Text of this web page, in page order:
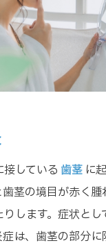
している 歯茎 に
茎の境目が赤く
します。症状とし
は、歯茎の部分